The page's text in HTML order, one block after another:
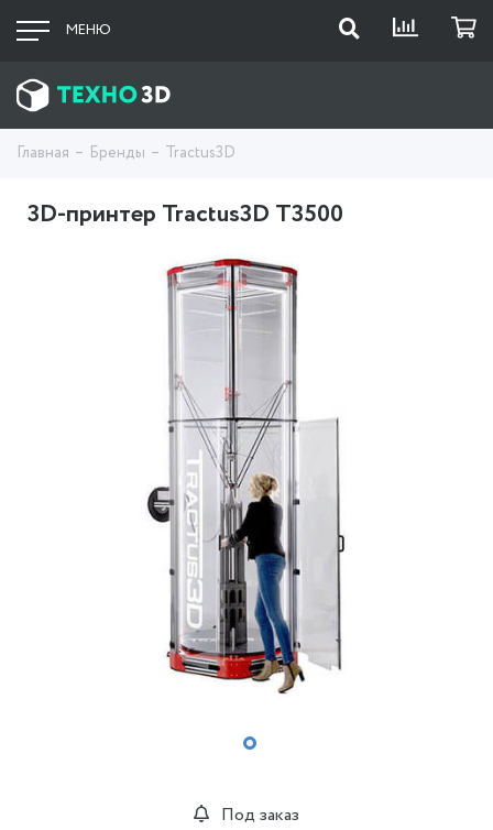
МЕНЮ
Главная Бренды Tractus3D
3D-принтер Tractus3D T3500
Под заказ